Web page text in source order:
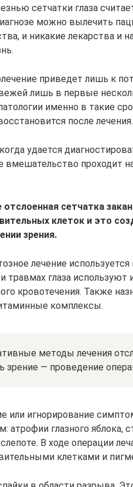
сетчатки глаза
можно вылечить
и никакие лекарства и
приведет лишь к
лишь в первые
именно в такие
после лечения.
удается
вмешательство проходит
отслоенная сетчатка
клеток и это
зрения.
лечение
травмах глаза используют
кровотечения. Также
комплексы.
методы лечения
зрение — проведение
или игнорирование
атрофии глазного
слепоте. В ходе операции
клетками и